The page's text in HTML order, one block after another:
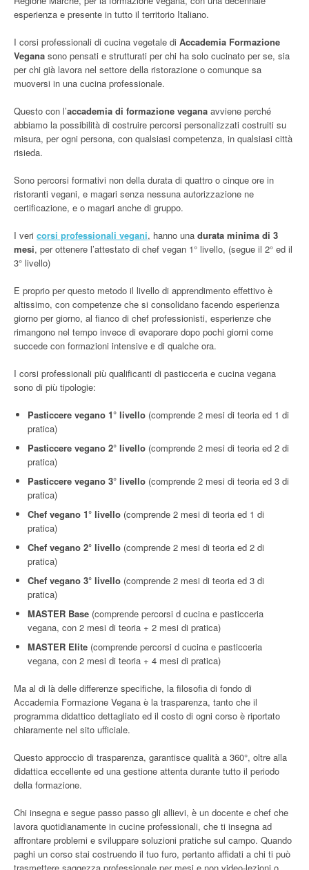
esperienza e presente in tutto il territorio Italiano.
I corsi professionali di cucina vegetale di Accademia Formazione
Vegana sono pensati e strutturati per chi ha solo cucinato per se, sia
per chi già lavora nel settore della ristorazione o comunque sa
muoversi in una cucina professionale.
Questo con l’accademia di formazione vegana avviene perché
abbiamo la possibilità di costruire percorsi personalizzati costruiti su
misura, per ogni persona, con qualsiasi competenza, in qualsiasi città
risieda.
Sono percorsi formativi non della durata di quattro o cinque ore in
ristoranti vegani, e magari senza nessuna autorizzazione ne
certificazione, e o magari anche di gruppo.
I veri corsi professionali vegani, hanno una durata minima di 3
mesi, per ottenere l’attestato di chef vegan 1° livello, (segue il 2° ed il
3° livello)
E proprio per questo metodo il livello di apprendimento effettivo è
altissimo, con competenze che si consolidano facendo esperienza
giorno per giorno, al fianco di chef professionisti, esperienze che
rimangono nel tempo invece di evaporare dopo pochi giorni come
succede con formazioni intensive e di qualche ora.
I corsi professionali più qualificanti di pasticceria e cucina vegana
sono di più tipologie:
Pasticcere vegano 1° livello (comprende 2 mesi di teoria ed 1 di
pratica)
Pasticcere vegano 2° livello (comprende 2 mesi di teoria ed 2 di
pratica)
Pasticcere vegano 3° livello (comprende 2 mesi di teoria ed 3 di
pratica)
Chef vegano 1° livello (comprende 2 mesi di teoria ed 1 di
pratica)
Chef vegano 2° livello (comprende 2 mesi di teoria ed 2 di
pratica)
Chef vegano 3° livello (comprende 2 mesi di teoria ed 3 di
pratica)
MASTER Base (comprende percorsi d cucina e pasticceria
vegana, con 2 mesi di teoria + 2 mesi di pratica)
MASTER Elite (comprende percorsi d cucina e pasticceria
vegana, con 2 mesi di teoria + 4 mesi di pratica)
Ma al di là delle differenze specifiche, la filosofia di fondo di
Accademia Formazione Vegana è la trasparenza, tanto che il
programma didattico dettagliato ed il costo di ogni corso è riportato
chiaramente nel sito ufficiale.
Questo approccio di trasparenza, garantisce qualità a 360°, oltre alla
didattica eccellente ed una gestione attenta durante tutto il periodo
della formazione.
Chi insegna e segue passo passo gli allievi, è un docente e chef che
lavora quotidianamente in cucine professionali, che ti insegna ad
affrontare problemi e sviluppare soluzioni pratiche sul campo. Quando
paghi un corso stai costruendo il tuo furo, pertanto affidati a chi ti può